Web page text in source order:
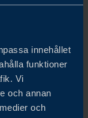
innehållet
funktioner
Vi
och annan
och
med 14,3
en försiktigt
allt gäller det